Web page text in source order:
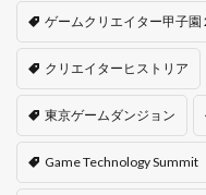
ゲームクリエイター甲子園
クリエイターヒストリア
東京ゲームダンジョン
Game Technology Summit